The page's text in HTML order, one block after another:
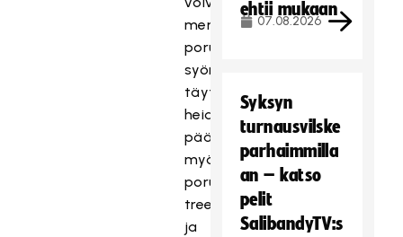
mennä
porukalla
syömään,
täytyy
heidän
päästä
myös
porukalla
treenaamaan
ja
ehtii mukaan
07.08.2026
Syksyn
turnausvilske
parhaimmilla
an – katso
pelit
SalibandyTV:s